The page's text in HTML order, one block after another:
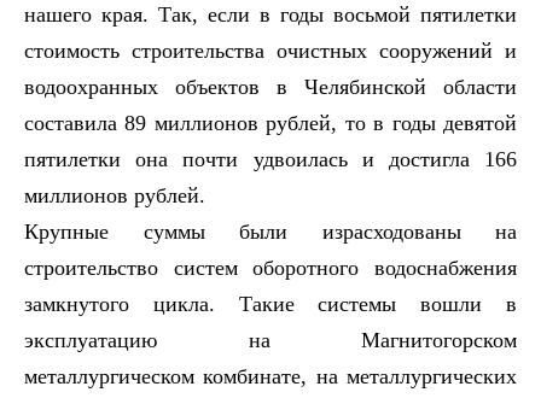
нашего края. Так, если в годы восьмой пятилетки
стоимость строительства очистных сооружений и
водоохранных объектов в Челябинской области
составила 89 миллионов рублей, то в годы девятой
пятилетки она почти удвоилась и достигла 166
миллионов рублей.
Крупные суммы были израсходованы на
строительство систем оборотного водоснабжения
замкнутого цикла. Такие системы вошли в
эксплуатацию на Магнитогорском
металлургическом комбинате, на металлургических